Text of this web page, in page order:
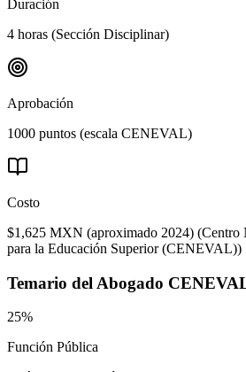
Duración
4 horas (Sección Disciplinar)
Aprobación
1000 puntos (escala CENEVAL)
Costo
$1,625 MXN (aproximado 2024) (Centro
para la Educación Superior (CENEVAL))
Temario del Abogado
25%
Función Pública